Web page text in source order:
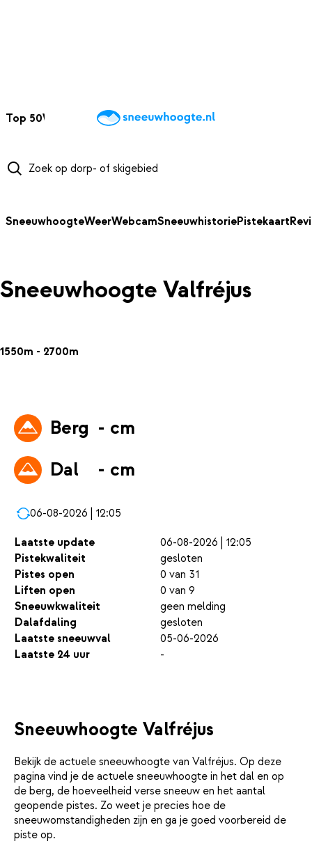
Top 50Webcams WintersportweerKaarten
SneeuwhoogteWeerWebcamSneeuwhistoriePistekaart
Sneeuwhoogte Valfréjus
1550m - 2700m
Berg - cm
Dal
- cm
06-08-2026 | 12:05
Laatste update
06-08-2026 | 12:05
Pistekwaliteit
gesloten
Pistes open
0 van 31
Liften open
0 van 9
Sneeuwkwaliteit
geen melding
Dalafdaling
gesloten
Laatste sneeuwval
05-06-2026
Laatste 24 uur
-
Sneeuwhoogte Valfréjus
Bekijk de actuele sneeuwhoogte van Valfréjus. Op deze
pagina vind je de actuele sneeuwhoogte in het dal en op
de berg, de hoeveelheid verse sneeuw en het aantal
geopende pistes. Zo weet je precies hoe de
sneeuwomstandigheden zijn en ga je goed voorbereid de
piste op.